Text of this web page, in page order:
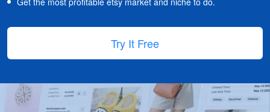
Try It Free